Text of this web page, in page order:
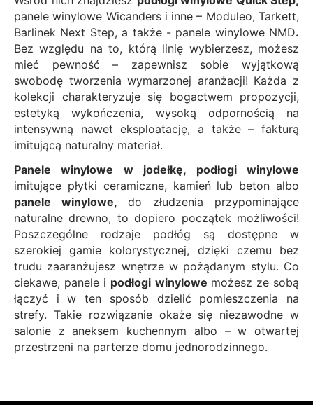
panele winylowe Wicandersi inne – Moduleo, Tarkett,
Barlinek Next Step, a także - panele winylowe NMD.
Bez względu na to, którą linię wybierzesz, możesz
mieć pewność – zapewnisz sobie wyjątkową
swobodę tworzenia wymarzonej aranżacji! Każda z
kolekcji charakteryzuje się bogactwem propozycji,
estetyką wykończenia, wysoką odpornością na
intensywną nawet eksploatację, a także – fakturą
imitującą naturalny materiał.
Panele winylowe w jodełkę, podłogi winylowe
imitujące płytki ceramiczne, kamień lub beton albo
panele winylowe, do złudzenia przypominające
naturalne drewno, to dopiero początek możliwości!
Poszczególne rodzaje podłóg są dostępne w
szerokiej gamie kolorystycznej, dzięki czemu bez
trudu zaaranżujesz wnętrze w pożądanym stylu. Co
ciekawe, panele i podłogi winylowe możesz ze sobą
łączyć i w ten sposób dzielić pomieszczenia na
strefy. Takie rozwiązanie okaże się niezawodne w
salonie z aneksem kuchennym albo – w otwartej
przestrzeni na parterze domu jednorodzinnego.